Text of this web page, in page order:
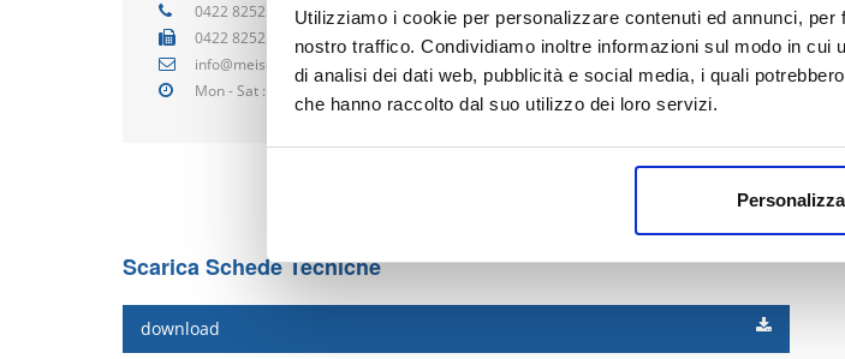
Utilizziamo i cookie per personalizzare contenuti ed annunci,
nostro traffico. Condividiamo inoltre informazioni sul modo in
di analisi dei dati web, pubblicità e social media, i quali
che hanno raccolto dal suo utilizzo dei loro servizi.
Personalizza
0422 825259
0422 825259
info@meiservice.it
Mon - Sat : 08:00 - 18:00
Scarica Schede Tecniche
download